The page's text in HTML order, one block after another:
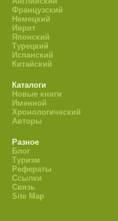
Французский
Немецкий
Иврит
Японский
Турецкий
Испанский
Китайский
Каталоги
Новые книги
Именной
Хронологический
Авторы
Разное
Блог
Туризм
Рефераты
Ссылки
Связь
Site Map